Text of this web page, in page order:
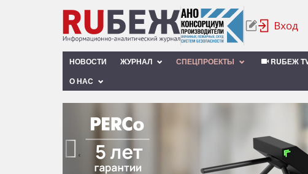
НОВОСТИ ЖУРНАЛ СПЕЦПРОЕКТЫ RUБЕЖ
О НАС
‹